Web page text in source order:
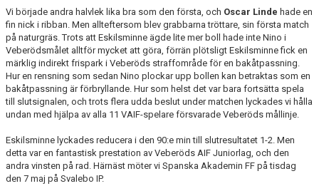
Vi började andra halvlek lika bra som den första, och Oscar Linde hade en
fin nick i ribban. Men allteftersom blev grabbarna tröttare, sin första match
på naturgräs. Trots att Eskilsminne ägde lite mer boll hade inte Nino i
Veberödsmålet alltför mycket att göra, förrän plötsligt Eskilsminne fick en
märklig indirekt frispark i Veberöds straffområde för en bakåtpassning.
Hur en rensning som sedan Nino plockar upp bollen kan betraktas som en
bakåtpassning är förbryllande. Hur som helst det var bara fortsätta spela
till slutsignalen, och trots flera udda beslut under matchen lyckades vi hålla
undan med hjälpa av alla 11 VAIF-spelare försvarade Veberöds mållinje.
Eskilsminne lyckades reducera i den 90:e min till slutresultatet 1-2. Men
detta var en fantastisk prestation av Veberöds AIF Juniorlag, och den
andra vinsten på rad. Härnäst möter vi Spanska Akademin FF på tisdag
den 7 maj på Svalebo IP.